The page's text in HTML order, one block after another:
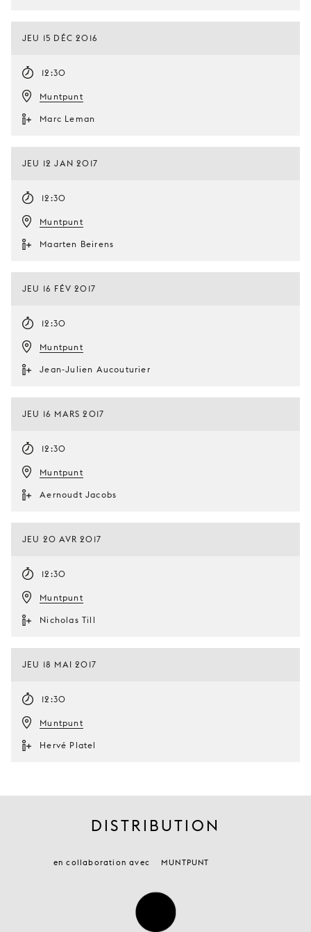
JEU 15 DÉC 2016
12:30
Muntpunt
Marc Leman
JEU 12 JAN 2017
12:30
Muntpunt
Maarten Beirens
JEU 16 FÉV 2017
12:30
Muntpunt
Jean-Julien Aucouturier
JEU 16 MARS 2017
12:30
Muntpunt
Aernoudt Jacobs
JEU 20 AVR 2017
12:30
Muntpunt
Nicholas Till
JEU 18 MAI 2017
12:30
Muntpunt
Hervé Platel
DISTRIBUTION
en collaboration avec MUNTPUNT